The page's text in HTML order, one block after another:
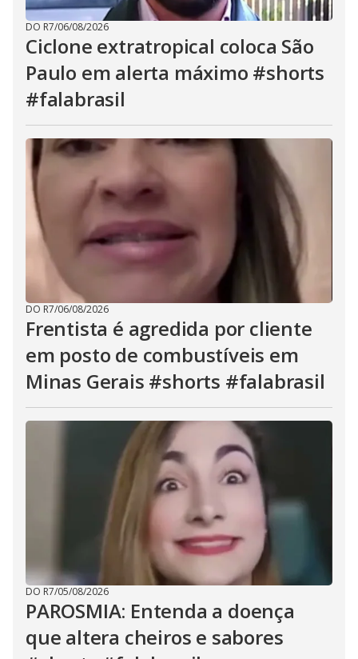
DO R7/06/08/2026
Ciclone extratropical coloca São
Paulo em alerta máximo #shorts
#falabrasil
DO R7/06/08/2026
Frentista é agredida por cliente
em posto de combustíveis em
Minas Gerais #shorts #falabrasil
DO R7/05/08/2026
PAROSMIA: Entenda a doença
que altera cheiros e sabores